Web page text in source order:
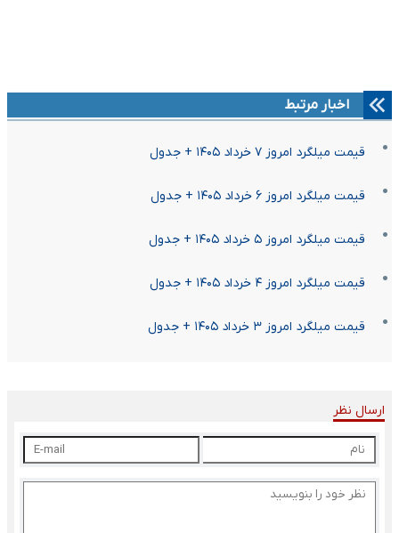
اخبار مرتبط
قیمت میلگرد امروز ۷ خرداد ۱۴۰۵ + جدول
قیمت میلگرد امروز ۶ خرداد ۱۴۰۵ + جدول
قیمت میلگرد امروز ۵ خرداد ۱۴۰۵ + جدول
قیمت میلگرد امروز ۴ خرداد ۱۴۰۵ + جدول
قیمت میلگرد امروز ۳ خرداد ۱۴۰۵ + جدول
ارسال نظر